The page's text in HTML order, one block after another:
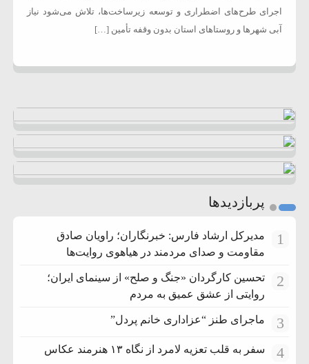
اجرای طرح‌های اضطراری و توسعه زیرساخت‌ها، تلاش می‌شود نیاز
آبی شهرها و روستاهای استان بدون وقفه تأمین […]
پربازدیدها
1
مدیرکل ارشاد فارس: خبرنگاران؛ راویان صادق
مقاومت و صدای مردمند در هیاهوی روایت‌ها
2
تحسین کارگردان «جنگ و صلح» از سینمای ایران؛
روایتی از عشق عمیق به مردم
3 ماجرای طنز “عزاداری خانم پردل”
4 سفر به قلب تعزیه لامرد از نگاه ۱۳ هنرمند عکاس